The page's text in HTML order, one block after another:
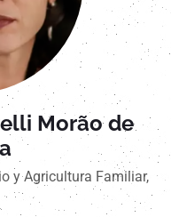
Morão de
y Agricultura Familiar,